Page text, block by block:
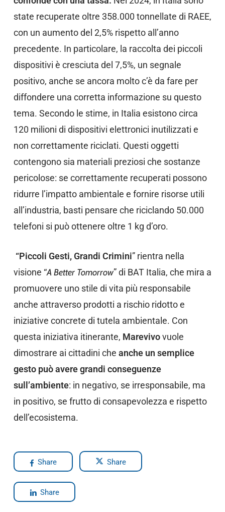
state recuperate oltre 358.000 tonnellate di RAEE,
con un aumento del 2,5% rispetto all’anno
precedente. In particolare, la raccolta dei piccoli
dispositivi è cresciuta del 7,5%, un segnale
positivo, anche se ancora molto c’è da fare per
diffondere una corretta informazione su questo
tema. Secondo le stime, in Italia esistono circa
120 milioni di dispositivi elettronici inutilizzati e
non correttamente riciclati. Questi oggetti
contengono sia materiali preziosi che sostanze
pericolose: se correttamente recuperati possono
ridurre l’impatto ambientale e fornire risorse utili
all’industria, basti pensare che riciclando 50.000
telefoni si può ottenere oltre 1 kg d’oro.
“Piccoli Gesti, Grandi Crimini” rientra nella
visione “A Better Tomorrow” di BAT Italia, che mira a
promuovere uno stile di vita più responsabile
anche attraverso prodotti a rischio ridotto e
iniziative concrete di tutela ambientale. Con
questa iniziativa itinerante, Marevivovuole
dimostrare ai cittadini che anche un semplice
gesto può avere grandi conseguenze
sull’ambiente: in negativo, se irresponsabile, ma
in positivo, se frutto di consapevolezza e rispetto
dell’ecosistema.
Share Share
Share